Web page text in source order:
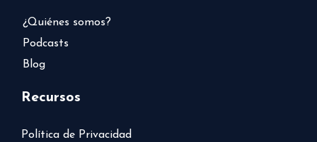
¿Quiénes somos?
Podcasts
Blog
Recursos
Política de Privacidad